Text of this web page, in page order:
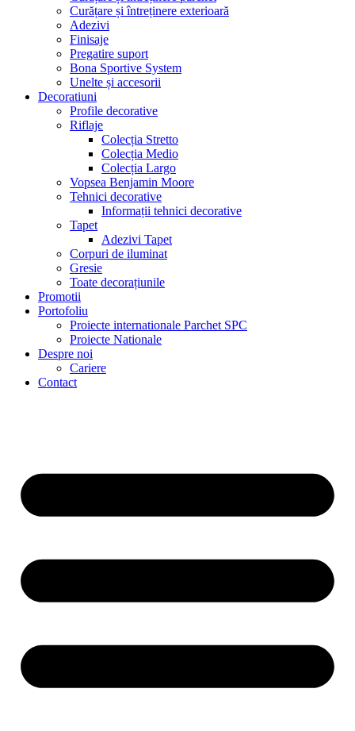
Curățare și întreținere exterioară
Adezivi
Finisaje
Pregatire suport
Bona Sportive System
Unelte și accesorii
Decoratiuni
Profile decorative
Riflaje
Colecția Stretto
Colecția Medio
Colecția Largo
Vopsea Benjamin Moore
Tehnici decorative
Informații tehnici decorative
Tapet
Adezivi Tapet
Corpuri de iluminat
Gresie
Toate decorațiunile
Promotii
Portofoliu
Proiecte internationale Parchet SPC
Proiecte Nationale
Despre noi
Cariere
Contact